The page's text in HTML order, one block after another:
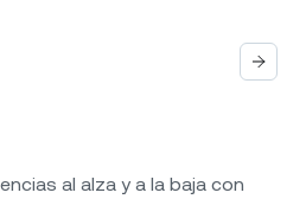
al alza y a la baja con